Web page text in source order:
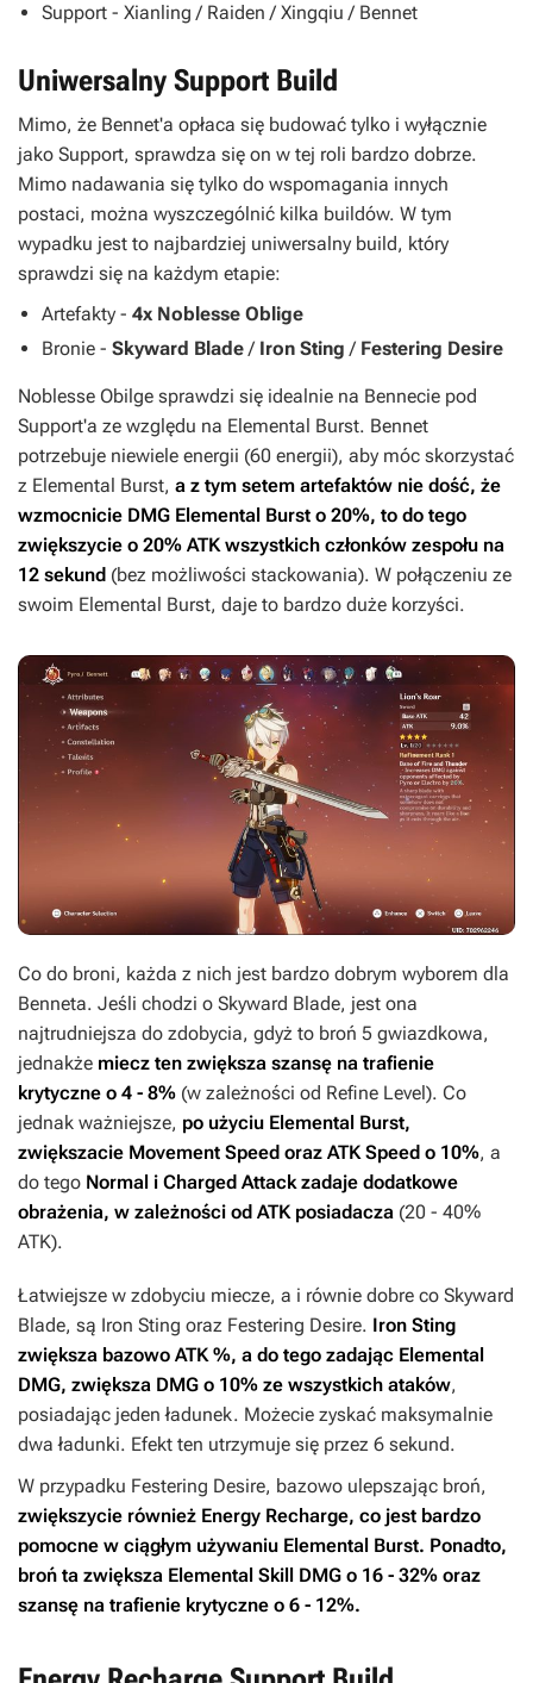
Support - Xianling / Raiden / Xingqiu / Bennet
Uniwersalny Support Build
Mimo, że Bennet'a opłaca się budować tylko i wyłącznie
jako Support, sprawdza się on w tej roli bardzo dobrze.
Mimo nadawania się tylko do wspomagania innych
postaci, można wyszczególnić kilka buildów. W tym
wypadku jest to najbardziej uniwersalny build, który
sprawdzi się na każdym etapie:
Artefakty - 4x Noblesse Oblige
Bronie - Skyward Blade/ Iron Sting / Festering Desire
Noblesse Obilge sprawdzi się idealnie na Bennecie pod
Support'a ze względu na Elemental Burst. Bennet
potrzebuje niewiele energii (60 energii), aby móc skorzystać
z Elemental Burst, a z tym setem artefaktów nie dość, że
wzmocnicie DMG Elemental Burst o 20%, to do tego
zwiększycie o 20% ATK wszystkich członków zespołu na
12 sekund (bez możliwości stackowania). W połączeniu ze
swoim Elemental Burst, daje to bardzo duże korzyści.
Co do broni, każda z nich jest bardzo dobrym wyborem dla
Benneta. Jeśli chodzi o Skyward Blade, jest ona
najtrudniejsza do zdobycia, gdyż to broń 5 gwiazdkowa,
jednakże miecz ten zwiększa szansę na trafienie
krytyczne o 4 - 8% (w zależności od Refine Level). Co
jednak ważniejsze, po użyciu Elemental Burst,
zwiększacie Movement Speed oraz ATK Speed o 10%, a
do tego Normal i Charged Attack zadaje dodatkowe
obrażenia, w zależności od ATK posiadacza (20 - 40%
ATK).
Łatwiejsze w zdobyciu miecze, a i równie dobre co Skyward
Blade, są Iron Sting oraz Festering Desire. Iron Sting
zwiększa bazowo ATK %, a do tego zadając Elemental
DMG, zwiększa DMG o 10% ze wszystkich ataków,
posiadając jeden ładunek. Możecie zyskać maksymalnie
dwa ładunki. Efekt ten utrzymuje się przez 6 sekund.
W przypadku Festering Desire, bazowo ulepszając broń,
zwiększycie również Energy Recharge, co jest bardzo
pomocne w ciągłym używaniu Elemental Burst. Ponadto,
broń ta zwiększa Elemental Skill DMG o 16 - 32% oraz
szansę na trafienie krytyczne o 6 - 12%.